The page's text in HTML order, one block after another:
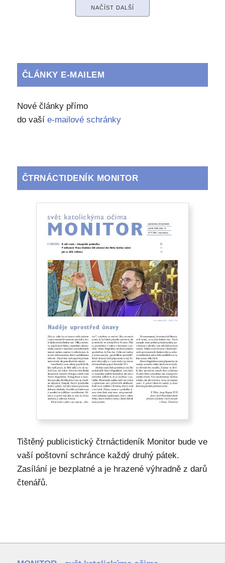
NAČÍST DALŠÍ
ČLÁNKY E-MAILEM
Nové články přímo
do vaší e-mailové schránky
ČTRNÁCTIDENÍK MONITOR
Tištěný publicistický čtrnáctideník Monitor bude ve
vaší poštovní schránce každý druhý pátek.
Zasílání je bezplatné a je hrazené výhradně z darů
čtenářů.